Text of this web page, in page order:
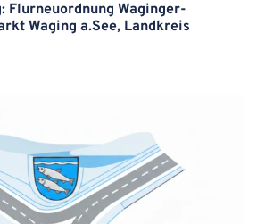
Flurneuordnung Waginger-
Waging a.See, Landkreis